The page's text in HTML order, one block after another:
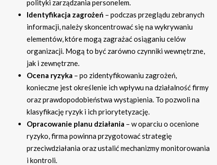
polityki zarządzania personelem.
Identyfikacja zagrożeń – podczas przeglądu zebranych
informacji, należy skoncentrować się na wykrywaniu
elementów, które mogą zagrażać osiąganiu celów
organizacji. Mogą to być zarówno czynniki wewnętrzne,
jak i zewnętrzne.
Ocena ryzyka – po zidentyfikowaniu zagrożeń,
konieczne jest określenie ich wpływu na działalność firmy
oraz prawdopodobieństwa wystąpienia. To pozwoli na
klasyfikację ryzyk i ich priorytetyzację.
Opracowanie planu działania – w oparciu o ocenione
ryzyko, firma powinna przygotować strategię
przeciwdziałania oraz ustalić mechanizmy monitorowania
i kontroli.